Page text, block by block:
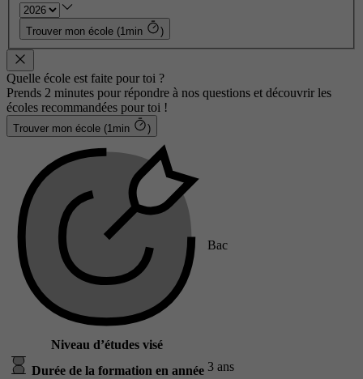
Trouver mon école (1min )
Quelle école est faite pour toi ?
Prends 2 minutes pour répondre à nos questions et découvrir les
écoles recommandées pour toi !
Trouver mon école (1min )
Niveau d’études visé
Bac
Durée de la formation en année 3 ans